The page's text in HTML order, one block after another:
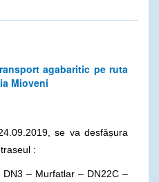
agabaritic pe ruta
Mioveni
se va desfășura
:
– Murfatlar – DN22C –